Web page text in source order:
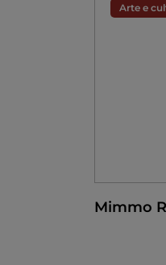
Arte e
Mimmo